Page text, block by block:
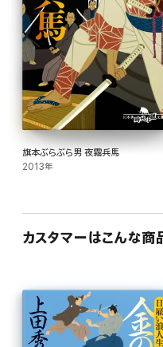
旗本ぶらぶら男 夜霧兵馬
2013年
カスタマーはこんな商